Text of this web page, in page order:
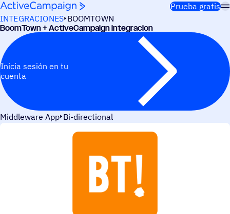
Saltar al contenido
Prueba gratis
INTEGRACIONES BOOMTOWN
Boom­Town + ActiveCampaign integracion
Inicia sesión en tu
cuenta
Middleware App Bi-directional